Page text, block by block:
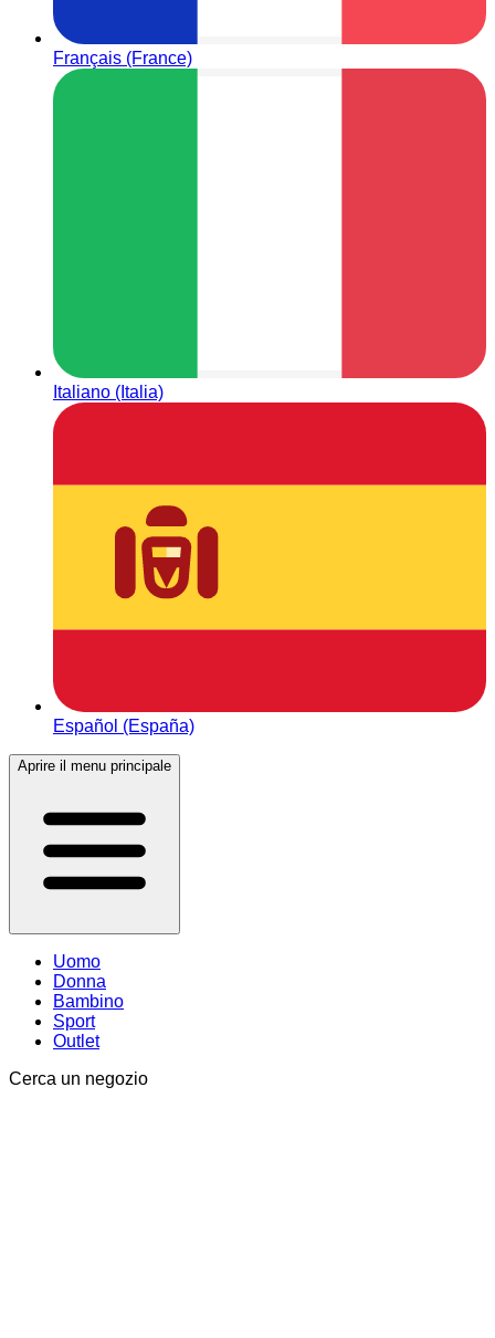
Français (France)
Italiano (Italia)
Español (España)
Aprire il menu principale
Uomo
Donna
Bambino
Sport
Outlet
Cerca un negozio